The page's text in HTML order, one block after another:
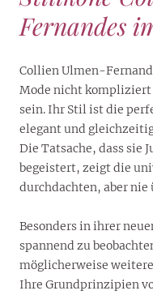
Fernandes
Collien Ulmen-
Mode nicht
sein. Ihr Stil ist die
elegant und
Die Tatsache, dass sie
begeistert, zeigt die
durchdachten, aber
Besonders in ihrer
spannend zu
möglicherweise
Ihre Grundprinzipien